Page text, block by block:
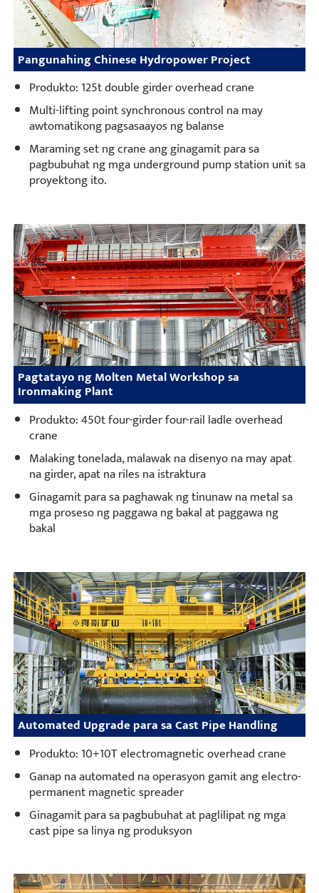
Pangunahing Chinese Hydropower Project
Produkto: 125t double girder overhead crane
Multi-lifting point synchronous control na may
awtomatikong pagsasaayos ng balanse
Maraming set ng crane ang ginagamit para sa
pagbubuhat ng mga underground pump station unit sa
proyektong ito.
Pagtatayo ng Molten Metal Workshop sa
Ironmaking Plant
Produkto: 450t four-girder four-rail ladle overhead
crane
Malaking tonelada, malawak na disenyo na may apat
na girder, apat na riles na istraktura
Ginagamit para sa paghawak ng tinunaw na metal sa
mga proseso ng paggawa ng bakal at paggawa ng
bakal
Automated Upgrade para sa Cast Pipe Handling
Produkto: 10+10T electromagnetic overhead crane
Ganap na automated na operasyon gamit ang electro-
permanent magnetic spreader
Ginagamit para sa pagbubuhat at paglilipat ng mga
cast pipe sa linya ng produksyon